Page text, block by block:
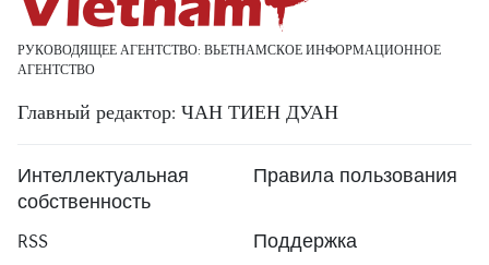
РУКОВОДЯЩЕЕ АГЕНТСТВО: ВЬЕТНАМСКОЕ ИНФОРМАЦИОННОЕ
АГЕНТСТВО
Главный редактор: ЧАН ТИЕН ДУАН
Интеллектуальная
собственность
Правила пользования
RSS
Поддержка